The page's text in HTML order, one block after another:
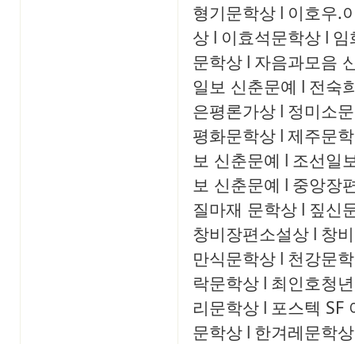
형기문학상 l 이호우.
상 l 이효석문학상 l 임
문학상 l 자음과모음
일보 신춘문예 l 전숙
은평론가상 l 정미소
평화문학상 l 제주문
보 신춘문예 l 조선일
보 신춘문예 l 중앙장
질마재 문학상 l 짚신
창비장편소설상 l 창
만식문학상 l 천강문
락문학상 l 최인호청
리문학상 l 포스텍 SF
문학상 l 한겨레문학상